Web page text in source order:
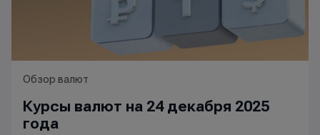
Обзор валют
Курсы валют на 24 декабря 2025
года